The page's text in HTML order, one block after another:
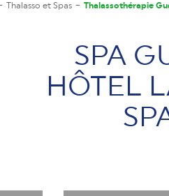
Thalasso et Spas Thalassothérapie
SPA
HÔTEL